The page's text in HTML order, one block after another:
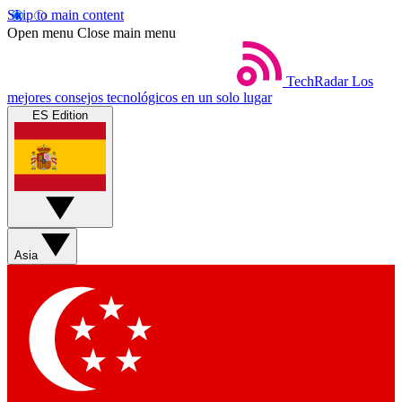
Skip to main content
Open menu Close main menu
TechRadar Los
mejores consejos tecnológicos en un solo lugar
ES Edition
Asia